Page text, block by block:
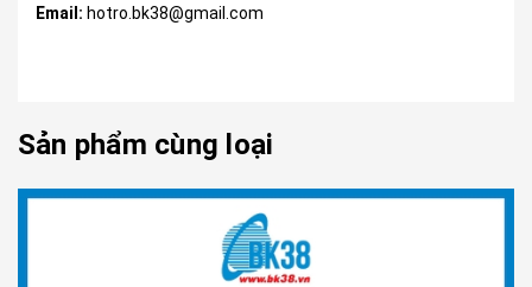
Email: hotro.bk38@gmail.com
Sản phẩm cùng loại